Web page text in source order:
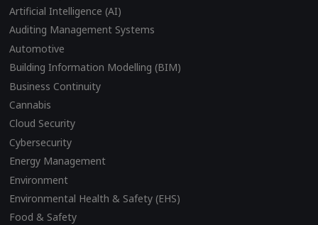
Artificial Intelligence (AI)
Auditing Management Systems
Automotive
Building Information Modelling (BIM)
Business Continuity
Cannabis
Cloud Security
Cybersecurity
Energy Management
Environment
Environmental Health & Safety (EHS)
Food & Safety